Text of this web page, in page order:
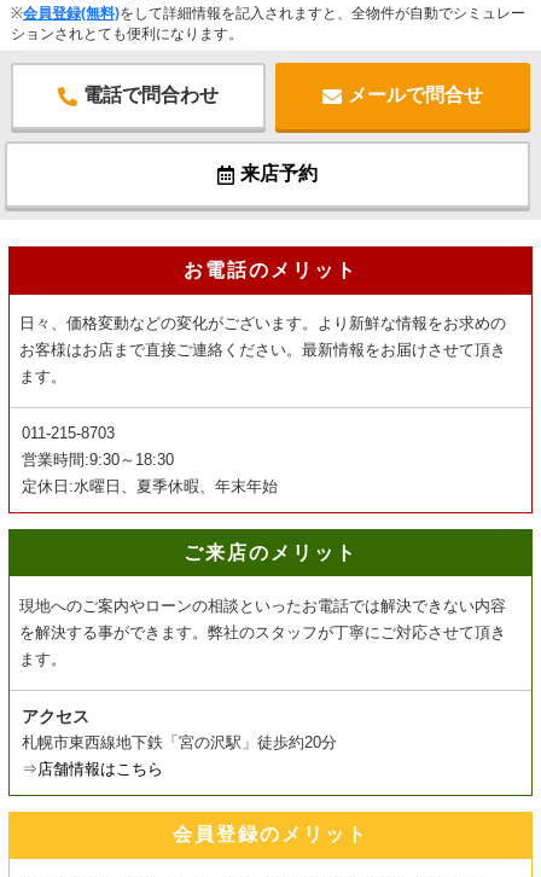
※会員登録(無料)をして詳細情報を記入されますと、全物件が自動でシミュレー
ションされとても便利になります。
電話で問合わせ メールで問合せ
来店予約
お電話のメリット
日々、価格変動などの変化がございます。より新鮮な情報をお求めの
お客様はお店まで直接ご連絡ください。最新情報をお届けさせて頂き
ます。
011-215-8703
営業時間:9:30～18:30
定休日:水曜日、夏季休暇、年末年始
ご来店のメリット
現地へのご案内やローンの相談といったお電話では解決できない内容
を解決する事ができます。弊社のスタッフが丁寧にご対応させて頂き
ます。
アクセス
札幌市東西線地下鉄「宮の沢駅」徒歩約20分
⇒ 店舗情報はこちら
会員登録のメリット